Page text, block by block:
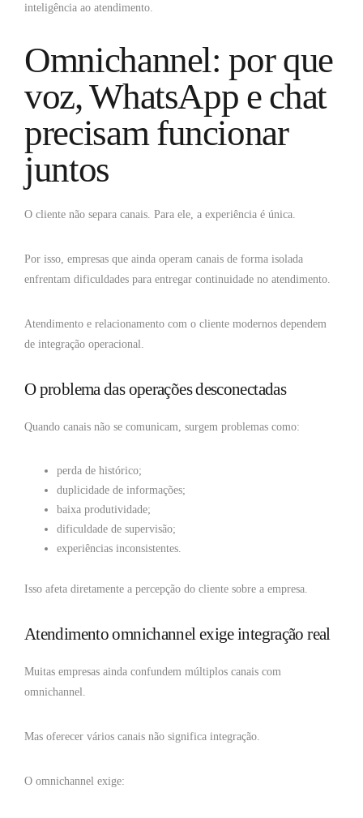
inteligência ao atendimento.
Omnichannel: por que
voz, WhatsApp e chat
precisam funcionar
juntos
O cliente não separa canais. Para ele, a experiência é única.
Por isso, empresas que ainda operam canais de forma isolada
enfrentam dificuldades para entregar continuidade no atendimento.
Atendimento e relacionamento com o cliente modernos dependem
de integração operacional.
O problema das operações desconectadas
Quando canais não se comunicam, surgem problemas como:
perda de histórico;
duplicidade de informações;
baixa produtividade;
dificuldade de supervisão;
experiências inconsistentes.
Isso afeta diretamente a percepção do cliente sobre a empresa.
Atendimento omnichannel exige integração real
Muitas empresas ainda confundem múltiplos canais com
omnichannel.
Mas oferecer vários canais não significa integração.
O omnichannel exige: